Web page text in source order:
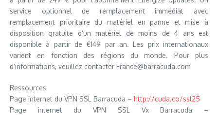
service optionnel de remplacement immédiat avec
remplacement prioritaire du matériel en panne et mise à
disposition gratuite d’un matériel de moins de 4 ans est
disponible à partir de €149 par an. Les prix internationaux
varient en fonction des régions du monde. Pour plus
d’informations, veuillez contacter France@barracuda.com
Ressources
Page internet du VPN SSL Barracuda – http://cuda.co/ssl25
Page internet du VPN SSL Vx Barracuda –